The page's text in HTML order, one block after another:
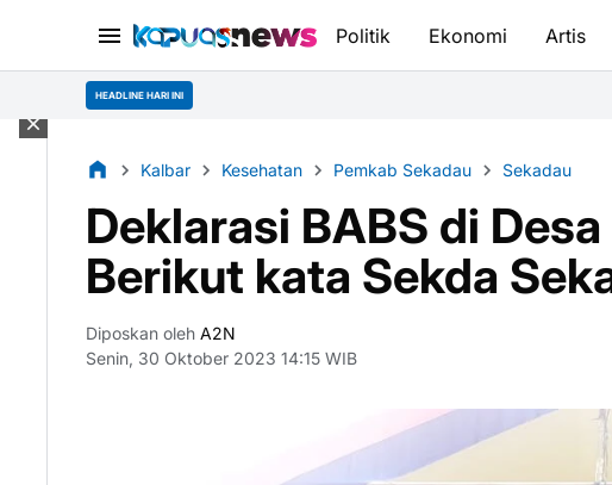
Politik Ekonomi Artis
HEADLINE HARI INI
Kalbar Kesehatan Pemkab Sekadau Sekadau
Deklarasi BABS di
Berikut kata Sekda
Diposkan oleh A2N
Senin, 30 Oktober 2023 14:15 WIB